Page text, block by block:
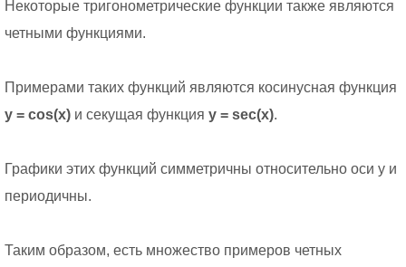
Некоторые тригонометрические функции также являются
четными функциями.
Примерами таких функций являются косинусная функция
y = cos(x) и секущая функция y = sec(x).
Графики этих функций симметричны относительно оси y и
периодичны.
Таким образом, есть множество примеров четных